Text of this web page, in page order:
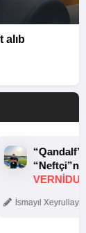
alıb
İsmayıl